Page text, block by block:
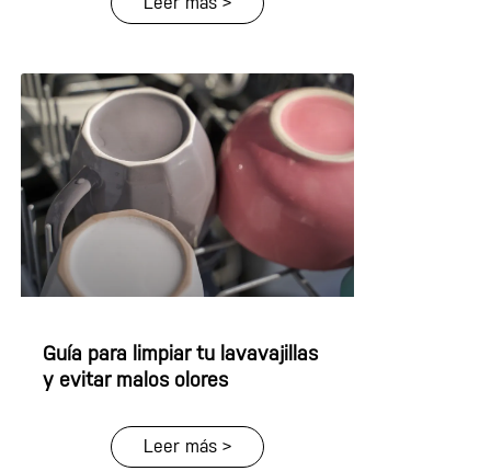
Guía para limpiar tu lavavajillas
y evitar malos olores
Leer más >